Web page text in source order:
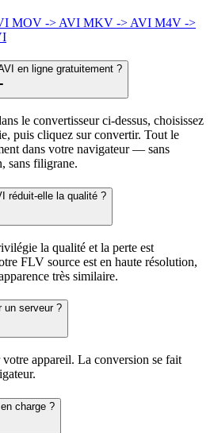
MOV -> AVI MKV -> AVI M4V ->
en ligne gratuitement ?
le convertisseur ci-dessus, choisissez
puis cliquez sur convertir. Tout le
dans votre navigateur — sans
sans filigrane.
réduit-elle la qualité ?
la qualité et la perte est
FLV source est en haute résolution,
très similaire.
un serveur ?
appareil. La conversion se fait
charge ?